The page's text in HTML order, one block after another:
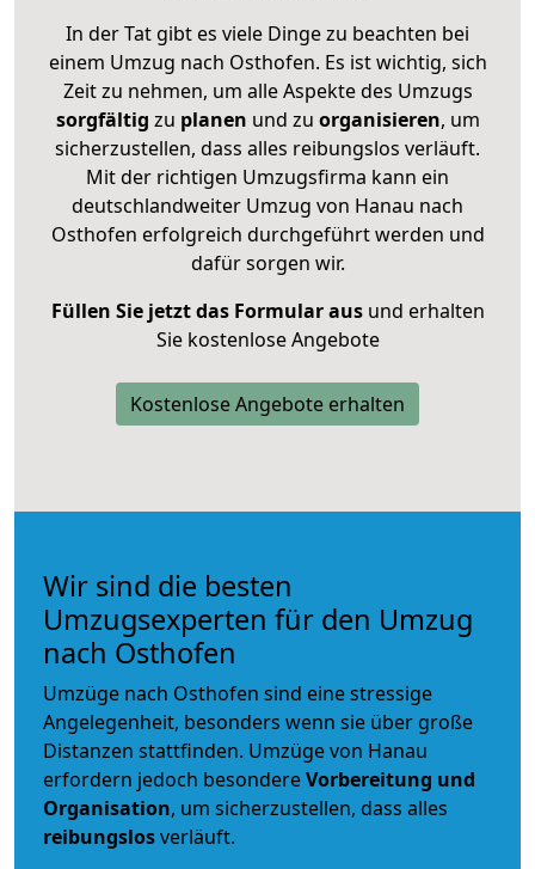
In der Tat gibt es viele Dinge zu beachten bei
einem Umzug nach Osthofen. Es ist wichtig, sich
Zeit zu nehmen, um alle Aspekte des Umzugs
sorgfältig zu planen und zu organisieren, um
sicherzustellen, dass alles reibungslos verläuft.
Mit der richtigen Umzugsfirma kann ein
deutschlandweiter Umzug von Hanau nach
Osthofen erfolgreich durchgeführt werden und
dafür sorgen wir.
Füllen Sie jetzt das Formular ausund erhalten
Sie kostenlose Angebote
Kostenlose Angebote erhalten
Wir sind die besten
Umzugsexperten für den Umzug
nach Osthofen
Umzüge nach Osthofen sind eine stressige
Angelegenheit, besonders wenn sie über große
Distanzen stattfinden. Umzüge von Hanau
erfordern jedoch besondereVorbereitung und
Organisation, um sicherzustellen, dass alles
reibungslosverläuft.